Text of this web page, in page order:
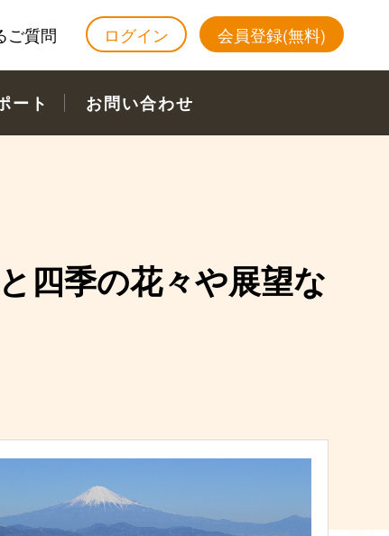
ご質問 ログイン 会員登録(無料)
ート お問い合わせ
四季の花々や展望な